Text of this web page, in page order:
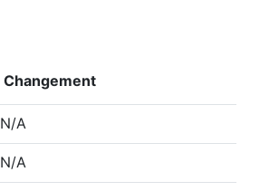
Changement
N/A
N/A